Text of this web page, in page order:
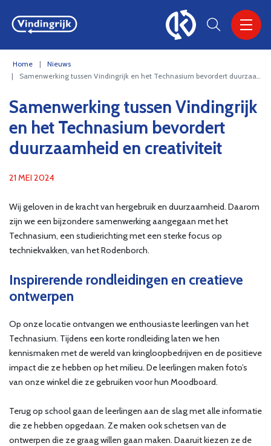
Home
Nieuws
Samenwerking tussen Vindingrijk en het Technasium bevordert duurzaamheid en creativiteit
Samenwerking tussen Vindingrijk
en het Technasium bevordert
duurzaamheid en creativiteit
21 MEI 2024
Wij geloven in de kracht van hergebruik en duurzaamheid. Daarom
zijn we een bijzondere samenwerking aangegaan met het
Technasium, een studierichting met een sterke focus op
techniekvakken, van het Rodenborch.
Inspirerende rondleidingen en creatieve
ontwerpen
Op onze locatie ontvangen we enthousiaste leerlingen van het
Technasium. Tijdens een korte rondleiding laten we hen
kennismaken met de wereld van kringloopbedrijven en de positieve
impact die ze hebben op het milieu. De leerlingen maken foto’s
van onze winkel die ze gebruiken voor hun Moodboard.
Terug op school gaan de leerlingen aan de slag met alle informatie
die ze hebben opgedaan. Ze maken ook schetsen van de
ontwerpen die ze graag willen gaan maken. Daaruit kiezen ze de